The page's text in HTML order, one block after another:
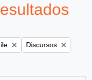
Remove filter:
Discursos